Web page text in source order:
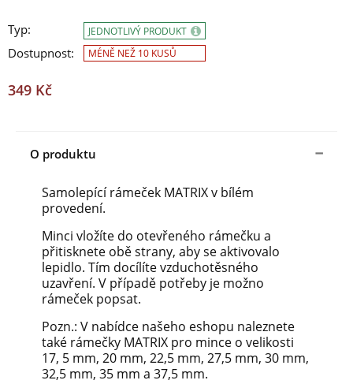
Typ:
Dostupnost:
JEDNOTLIVÝ PRODUKT
MÉNĚ NEŽ 10 KUSŮ
349 Kč
O produktu
Samolepící rámeček MATRIX v bílém
provedení.
Minci vložíte do otevřeného rámečku a
přitisknete obě strany, aby se aktivovalo
lepidlo. Tím docílíte vzduchotěsného
uzavření. V případě potřeby je možno
rámeček popsat.
Pozn.: V nabídce našeho eshopu naleznete
také rámečky MATRIX pro mince o velikosti
17, 5 mm, 20 mm, 22,5 mm, 27,5 mm, 30 mm,
32,5 mm, 35 mm a 37,5 mm.